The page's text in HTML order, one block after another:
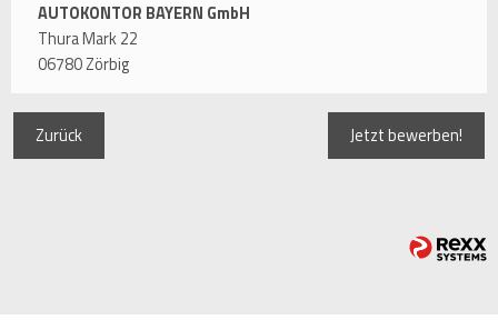
AUTOKONTOR BAYERN GmbH
Thura Mark 22
06780 Zörbig
Zurück Jetzt bewerben!